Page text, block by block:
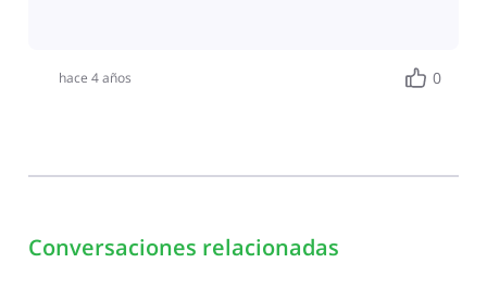
hace 4 años 0
Conversaciones relacionadas